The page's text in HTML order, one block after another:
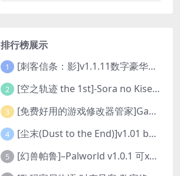
排行榜展示
1 [刺客信条：影]v1.1.11数字豪华版全DLC
2 [空之轨迹 the 1st]-Sora no Kiseki the 1st-更新至v1.06.4-全DLC
3 [免费好用的游戏修改器管家]Game Cheats Manager
4 [尘末(Dust to the End)]v1.01 build9321107
5 [幻兽帕鲁]–Palworld v1.0.1 可xbox联机